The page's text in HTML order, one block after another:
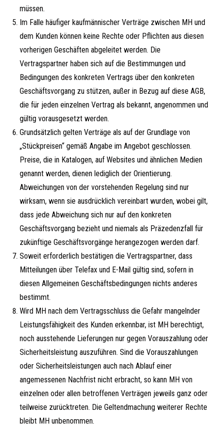
müssen.
Im Falle häufiger kaufmännischer Verträge zwischen MH und
dem Kunden können keine Rechte oder Pflichten aus diesen
vorherigen Geschäften abgeleitet werden. Die
Vertragspartner haben sich auf die Bestimmungen und
Bedingungen des konkreten Vertrags über den konkreten
Geschäftsvorgang zu stützen, außer in Bezug auf diese AGB,
die für jeden einzelnen Vertrag als bekannt, angenommen und
gültig vorausgesetzt werden.
Grundsätzlich gelten Verträge als auf der Grundlage von
„Stückpreisen“ gemäß Angabe im Angebot geschlossen.
Preise, die in Katalogen, auf Websites und ähnlichen Medien
genannt werden, dienen lediglich der Orientierung.
Abweichungen von der vorstehenden Regelung sind nur
wirksam, wenn sie ausdrücklich vereinbart wurden, wobei gilt,
dass jede Abweichung sich nur auf den konkreten
Geschäftsvorgang bezieht und niemals als Präzedenzfall für
zukünftige Geschäftsvorgänge herangezogen werden darf.
Soweit erforderlich bestätigen die Vertragspartner, dass
Mitteilungen über Telefax und E-Mail gültig sind, sofern in
diesen Allgemeinen Geschäftsbedingungen nichts anderes
bestimmt.
Wird MH nach dem Vertragsschluss die Gefahr mangelnder
Leistungsfähigkeit des Kunden erkennbar, ist MH berechtigt,
noch ausstehende Lieferungen nur gegen Vorauszahlung oder
Sicherheitsleistung auszuführen. Sind die Vorauszahlungen
oder Sicherheitsleistungen auch nach Ablauf einer
angemessenen Nachfrist nicht erbracht, so kann MH von
einzelnen oder allen betroffenen Verträgen jeweils ganz oder
teilweise zurücktreten. Die Geltendmachung weiterer Rechte
bleibt MH unbenommen.